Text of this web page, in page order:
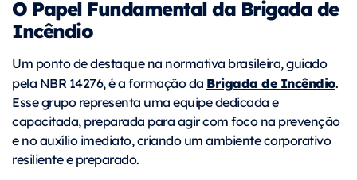
O Papel Fundamental da Brigada de
Incêndio
Um ponto de destaque na normativa brasileira, guiado
pela NBR 14276, é a formação da Brigada de Incêndio.
Esse grupo representa uma equipe dedicada e
capacitada, preparada para agir com foco na prevenção
e no auxílio imediato, criando um ambiente corporativo
resiliente e preparado.